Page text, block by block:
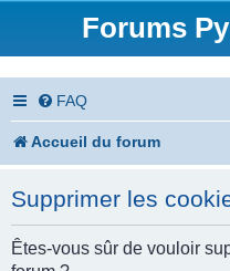
Forums
FAQ
Accueil du forum
Supprimer les
Êtes-vous sûr de vouloir